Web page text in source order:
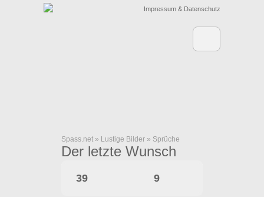
Impressum & Datenschutz
Spass.net » Lustige Bilder » Sprüche
Der letzte Wunsch
39 9